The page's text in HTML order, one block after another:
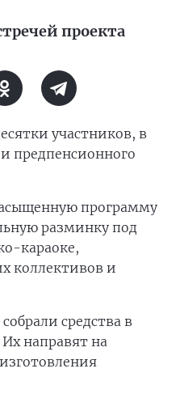
проекта
участников, в
предпенсионного
программу
разминку под
караоке,
коллективов и
средства в
направят на